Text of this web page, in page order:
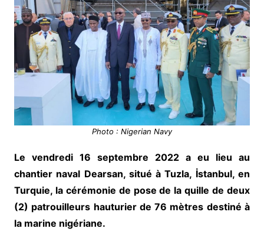
Photo : Nigerian Navy
Le vendredi 16 septembre 2022 a eu lieu au
chantier naval Dearsan, situé à Tuzla, İstanbul, en
Turquie, la cérémonie de pose de la quille de deux
(2) patrouilleurs hauturier de 76 mètres destiné à
la marine nigériane.